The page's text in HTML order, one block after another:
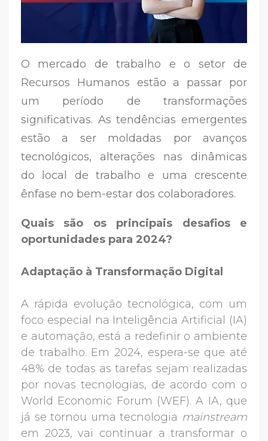
O mercado de trabalho e o setor de
Recursos Humanos estão a passar por
um período de transformações
significativas. As tendências emergentes
estão a ser moldadas por avanços
tecnológicos, alterações nas dinâmicas
do local de trabalho e uma crescente
ênfase no bem-estar dos colaboradores.
Quais são os principais desafios e
oportunidades para 2024?
Adaptação à Transformação Digital
A rápida evolução tecnológica, com um
foco especial na Inteligência Artificial (IA)
e automação, está a redefinir o ambiente
de trabalho. Em 2024, espera-se que até
48% de todas as tarefas sejam realizadas
por novas tecnologias, de acordo com o
World Economic Forum (WEF). A IA, que
já se tornou uma tecnologia mainstream
em 2023, vai continuar a transformar o